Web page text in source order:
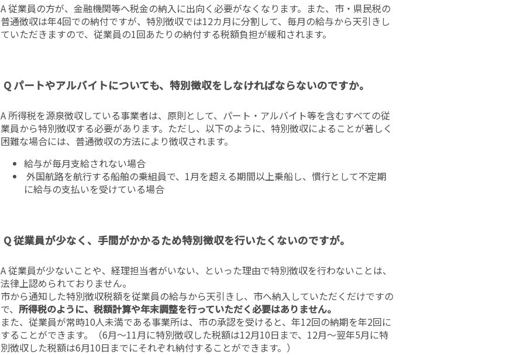
A 従業員の方が、金融機関等へ税金の納入に出向く必要がなくなります。また、市・県民税の
普通徴収は年4回での納付ですが、特別徴収では12カ月に分割して、毎月の給与から天引きし
ていただきますので、従業員の1回あたりの納付する税額負担が緩和されます。
Q パートやアルバイトについても、特別徴収をしなければならないのですか。
A 所得税を源泉徴収している事業者は、原則として、パート・アルバイト等を含むすべての従
業員から特別徴収する必要があります。ただし、以下のように、特別徴収によることが著しく
困難な場合には、普通徴収の方法により徴収されます。
給与が毎月支給されない場合
外国航路を航行する船舶の乗組員で、1月を超える期間以上乗船し、慣行として不定期
に給与の支払いを受けている場合
Q 従業員が少なく、手間がかかるため特別徴収を行いたくないのですが。
A 従業員が少ないことや、経理担当者がいない、といった理由で特別徴収を行わないことは、
法律上認められておりません。
市から通知した特別徴収税額を従業員の給与から天引きし、市へ納入していただくだけですの
で、 所得税のように、税額計算や年末調整を行っていただく必要はありません。
また、従業員が常時10人未満である事業所は、市の承認を受けると、年12回の納期を年2回に
することができます。（6月〜11月に特別徴収した税額は12月10日まで、12月〜翌年5月に特
別徴収した税額は6月10日までにそれぞれ納付することができます。）